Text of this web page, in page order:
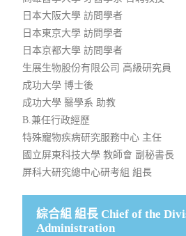
日本大阪大學 訪問學者
日本東京大學 訪問學者
日本京都大學 訪問學者
生展生物股份有限公司 高級研究員
成功大學 博士後
成功大學 醫學系 助教
B.兼任行政經歷
特殊寵物疾病研究服務中心 主任
國立屏東科技大學 教師會 副秘書長
屏科大研究總中心研考組 組長
綜合組 組長 Chief of the
Administration